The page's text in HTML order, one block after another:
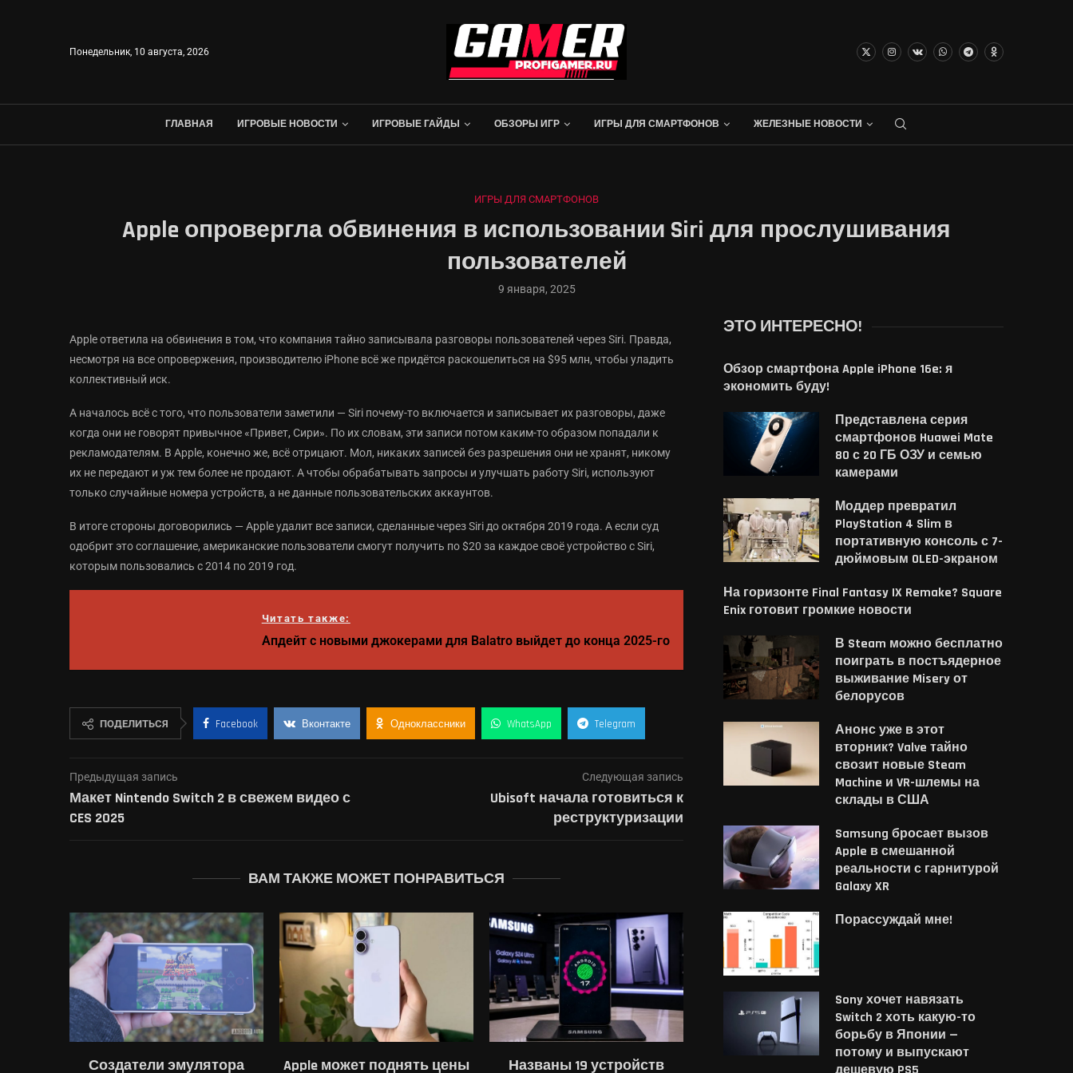
Понедельник, 10 августа, 2026
ГЛАВНАЯ ИГРОВЫЕ НОВОСТИ ИГРОВЫЕ ГАЙДЫ ОБЗОРЫ ИГР ИГРЫ ДЛЯ СМАРТФОНОВ ЖЕЛЕЗНЫЕ НОВОСТИ
ИГРЫ ДЛЯ СМАРТФОНОВ
Apple опровергла обвинения в использовании Siri для прослушивания
пользователей
9 января, 2025
Apple ответила на обвинения в том, что компания тайно записывала разговоры пользователей через Siri. Правда,
несмотря на все опровержения, производителю iPhone всё же придётся раскошелиться на $95 млн, чтобы уладить
коллективный иск.
А началось всё с того, что пользователи заметили — Siri почему-то включается и записывает их разговоры, даже
когда они не говорят привычное «Привет, Сири». По их словам, эти записи потом каким-то образом попадали к
рекламодателям. В Apple, конечно же, всё отрицают. Мол, никаких записей без разрешения они не хранят, никому
их не передают и уж тем более не продают. А чтобы обрабатывать запросы и улучшать работу Siri, используют
только случайные номера устройств, а не данные пользовательских аккаунтов.
В итоге стороны договорились — Apple удалит все записи, сделанные через Siri до октября 2019 года. А если суд
одобрит это соглашение, американские пользователи смогут получить по $20 за каждое своё устройство с Siri,
которым пользовались с 2014 по 2019 год.
Читать также:
Апдейт с новыми джокерами для Balatro выйдет до конца 2025-го
ПОДЕЛИТЬСЯ Facebook Вконтакте Одноклассники WhatsApp Telegram
Предыдущая запись
Макет Nintendo Switch 2 в свежем видео с
CES 2025
Следующая запись
Ubisoft начала готовиться к
реструктуризации
ВАМ ТАКЖЕ МОЖЕТ ПОНРАВИТЬСЯ
Apple может поднять цены
Названы 19 устройств
Третьяковская галерея
Apple впервые столкнулась
Маск нацелился на
ЭТО ИНТЕРЕСНО!
Обзор смартфона Apple iPhone 16e: я
экономить буду!
Представлена серия
смартфонов Huawei Mate
80 с 20 ГБ ОЗУ и семью
камерами
Моддер превратил
PlayStation 4 Slim в
портативную консоль с 7-
дюймовым OLED-экраном
На горизонте Final Fantasy IX Remake? Square
Enix готовит громкие новости
В Steam можно бесплатно
поиграть в постъядерное
выживание Misery от
белорусов
Анонс уже в этот
вторник? Valve тайно
свозит новые Steam
Machine и VR-шлемы на
склады в США
Samsung бросает вызов
Apple в смешанной
реальности с гарнитурой
Galaxy XR
Порассуждай мне!
Sony хочет навязать
Switch 2 хоть какую-то
борьбу в Японии —
потому и выпускают